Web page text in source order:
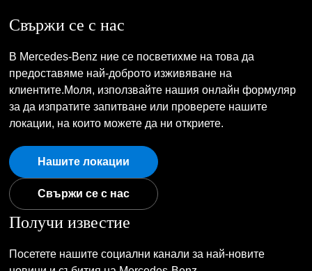
Свържи се с нас
В Mercedes-Benz ние се посветихме на това да
предоставяме най-доброто изживяване на
клиентите.Моля, използвайте нашия онлайн формуляр
за да изпратите запитване или проверете нашите
локации, на които можете да ни откриете.
Нашите локации
Свържи се с нас
Получи известие
Посетете нашите социални канали за най-новите